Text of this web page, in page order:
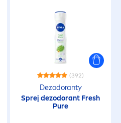
(392)
Dezodoranty
Sprej dezodorant Fresh
Pure